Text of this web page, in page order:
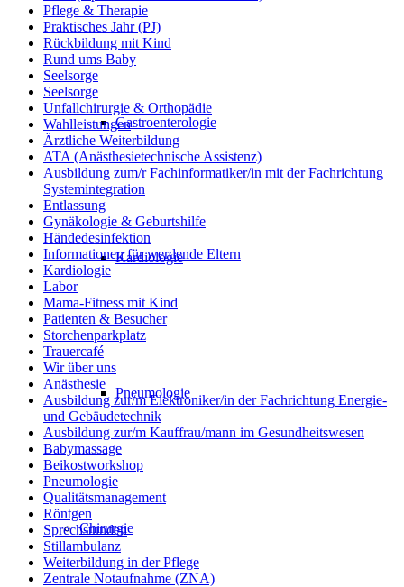
Gastroenterologie
Kardiologie
Pneumologie
Chirurgie
Pflege & Therapie
Praktisches Jahr (PJ)
Rückbildung mit Kind
Rund ums Baby
Seelsorge
Seelsorge
Unfallchirurgie & Orthopädie
Wahlleistungen
Ärztliche Weiterbildung
ATA (Anästhesietechnische Assistenz)
Ausbildung zum/r Fachinformatiker/in mit der Fachrichtung
Systemintegration
Entlassung
Gynäkologie & Geburtshilfe
Händedesinfektion
Informationen für werdende Eltern
Kardiologie
Labor
Mama-Fitness mit Kind
Patienten & Besucher
Storchenparkplatz
Trauercafé
Wir über uns
Anästhesie
Ausbildung zur/m Elektroniker/in der Fachrichtung Energie-
und Gebäudetechnik
Ausbildung zur/m Kauffrau/mann im Gesundheitswesen
Babymassage
Beikostworkshop
Pneumologie
Qualitätsmanagement
Röntgen
Sprechstunden
Stillambulanz
Weiterbildung in der Pflege
Zentrale Notaufnahme (ZNA)